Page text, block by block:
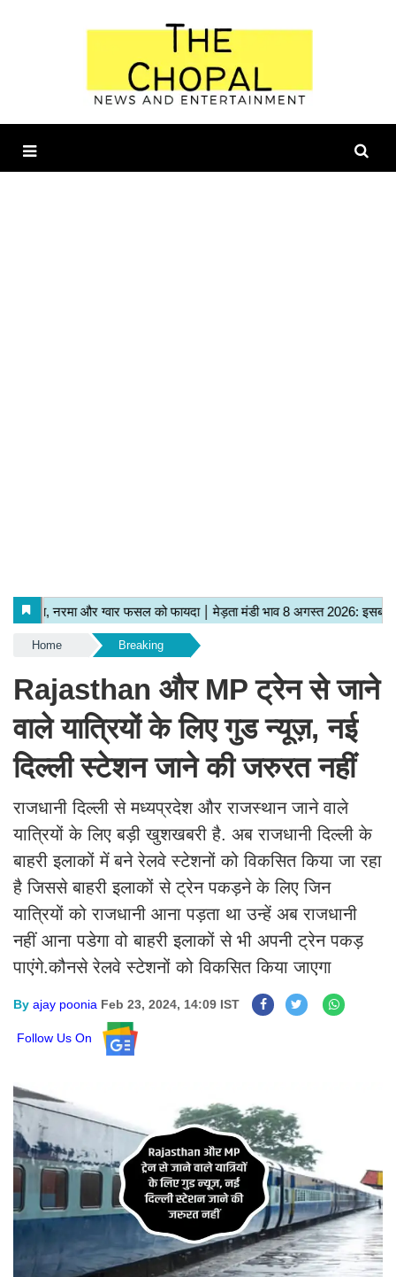
Home Breaking
Rajasthan और MP ट्रेन से जाने
वाले यात्रियों के लिए गुड न्यूज़, नई
दिल्‍ली स्‍टेशन जाने की जरुरत नहीं
राजधानी दिल्ली से मध्यप्रदेश और राजस्थान जाने वाले
यात्रियों के लिए बड़ी खुशखबरी है. अब राजधानी दिल्ली के
बाहरी इलाकों में बने रेलवे स्टेशनों को विकसित किया जा रहा
है जिससे बाहरी इलाकों से ट्रेन पकड़ने के लिए जिन
यात्रियों को राजधानी आना पड़ता था उन्हें अब राजधानी
नहीं आना पडेगा वो बाहरी इलाकों से भी अपनी ट्रेन पकड़
पाएंगे.कौनसे रेलवे स्टेशनों को विकसित किया जाएगा
By ajay poonia Feb 23, 2024, 14:09 IST
Follow Us On